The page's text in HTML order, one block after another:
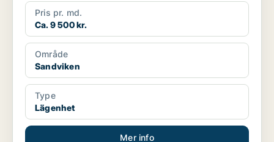
Pris pr. md.
Ca. 9 500 kr.
Område
Sandviken
Type
Lägenhet
Mer info